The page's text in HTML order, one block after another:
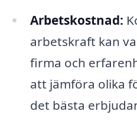
Arbetskostnad:
arbetskraft kan
firma och
att jämföra olika
det bästa